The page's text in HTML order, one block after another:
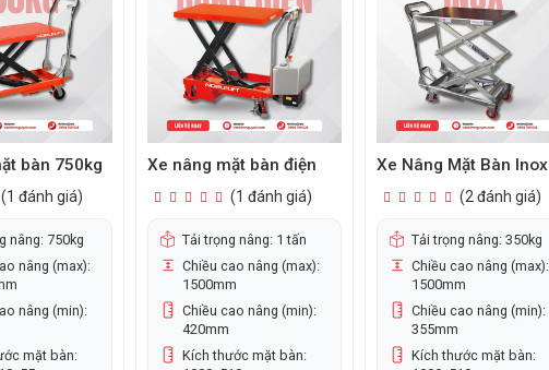
phân phối. Trong thời gian bảo hành, người dùng sẽ
lỗi kỹ thuật do nhà sản xuất, bao gồm rò rỉ dầu thủy
va đập mạnh, hoặc tự ý thay đổi cấu trúc xe sẽ
nên tuân thủ hướng dẫn sử dụng, kiểm tra xe định kỳ
Nguyên để được hưởng đầy đủ quyền lợi.
bàn 750kg
(1 đánh giá)
nâng: 750kg
nâng (max):
nâng (min):
mặt bàn:
Xe nâng mặt bàn điện
(1 đánh giá)
Tải trọng nâng: 1 tấn
Chiều cao nâng (max):
1500mm
Chiều cao nâng (min):
420mm
Kích thước mặt bàn:
Xe Nâng Mặt Bàn Inox
(2 đánh giá)
Tải trọng nâng: 350kg
Chiều cao nâng (max):
1500mm
Chiều cao nâng (min):
355mm
Kích thước mặt bàn: